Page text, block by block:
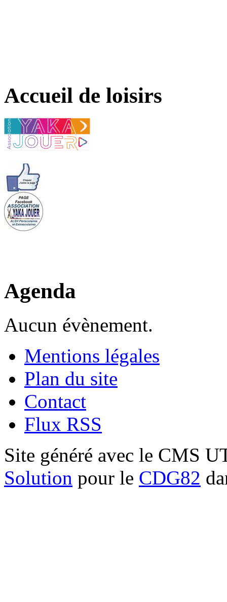
Accueil de loisirs
Agenda
Aucun évènement.
Mentions légales
Plan du site
Contact
Flux RSS
Site généré avec le CMS
Solution pour le CDG82